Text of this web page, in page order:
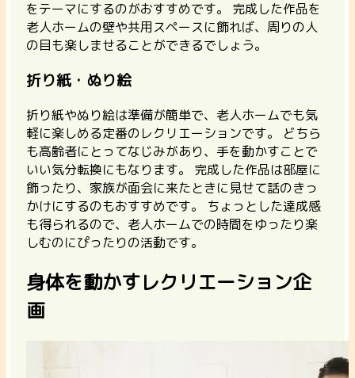
をテーマにするのがおすすめです。 完成した作品を
老人ホームの壁や共用スペースに飾れば、周りの人
の目も楽しませることができるでしょう。
折り紙・ぬり絵
折り紙やぬり絵は準備が簡単で、老人ホームでも気
軽に楽しめる定番のレクリエーションです。
どちら
も高齢者にとってなじみがあり、手を動かすことで
いい気分転換にもなります。 完成した作品は部屋に
飾ったり、家族が面会に来たときに見せて話のきっ
かけにするのもおすすめです。 ちょっとした達成感
も得られるので、老人ホームでの時間をゆったり楽
しむのにぴったりの活動です。
身体を動かすレクリエーション企
画